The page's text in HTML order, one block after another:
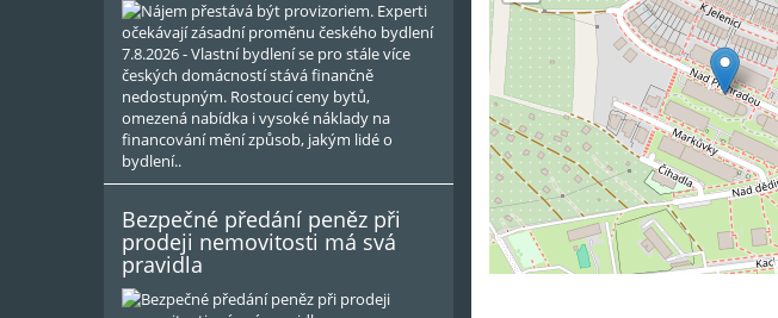
7.8.2026 - Vlastní bydlení se pro stále více
českých domácností stává finančně
nedostupným. Rostoucí ceny bytů,
omezená nabídka i vysoké náklady na
financování mění způsob, jakým lidé o
bydlení..
Bezpečné předání peněz při
prodeji nemovitosti má svá
pravidla